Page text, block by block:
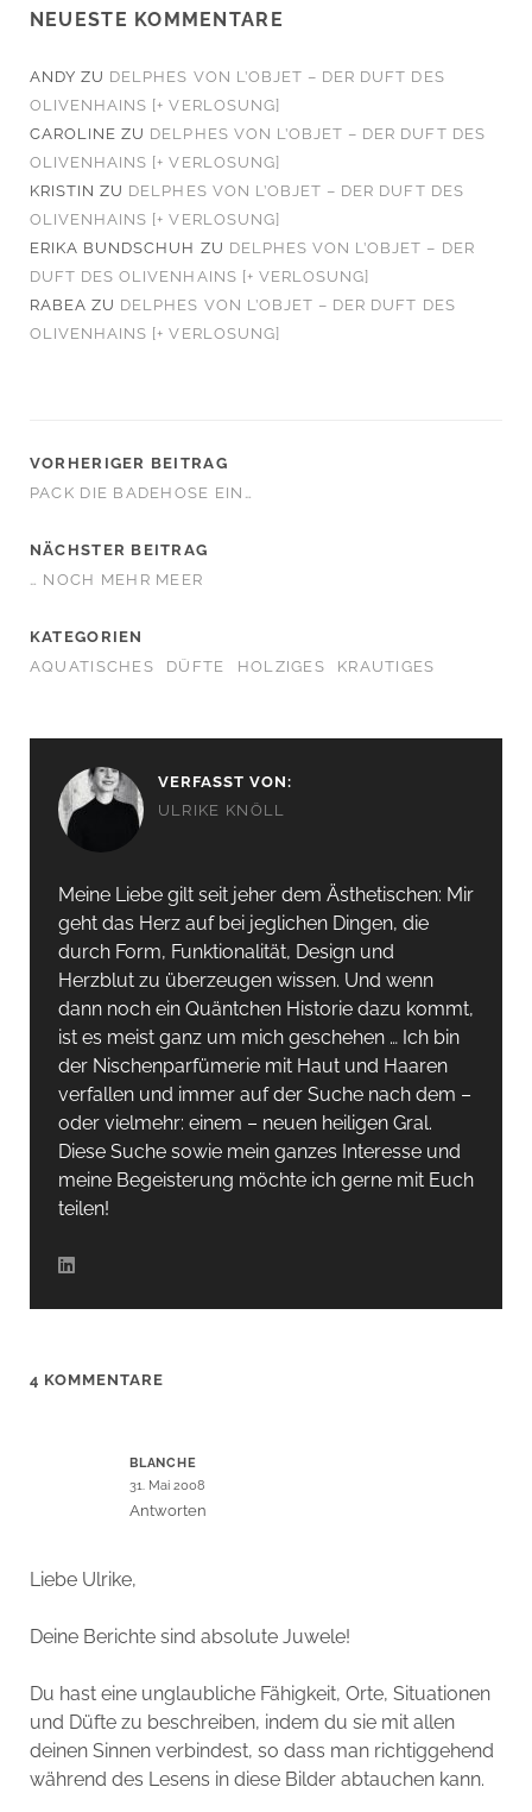
NEUESTE KOMMENTARE
ANDY ZU DELPHES VON L’OBJET – DER DUFT DES
OLIVENHAINS [+ VERLOSUNG]
CAROLINE ZU DELPHES VON L’OBJET – DER DUFT DES
OLIVENHAINS [+ VERLOSUNG]
KRISTIN ZU DELPHES VON L’OBJET – DER DUFT DES
OLIVENHAINS [+ VERLOSUNG]
ERIKA BUNDSCHUH ZU DELPHES VON L’OBJET – DER
DUFT DES OLIVENHAINS [+ VERLOSUNG]
RABEA ZU DELPHES VON L’OBJET – DER DUFT DES
OLIVENHAINS [+ VERLOSUNG]
VORHERIGER BEITRAG
PACK DIE BADEHOSE EIN…
NÄCHSTER BEITRAG
… NOCH MEHR MEER
KATEGORIEN
AQUATISCHES
DÜFTE HOLZIGES KRAUTIGES
VERFASST VON:
ULRIKE KNÖLL
Meine Liebe gilt seit jeher dem Ästhetischen: Mir
geht das Herz auf bei jeglichen Dingen, die
durch Form, Funktionalität, Design und
Herzblut zu überzeugen wissen. Und wenn
dann noch ein Quäntchen Historie dazu kommt,
ist es meist ganz um mich geschehen … Ich bin
der Nischenparfümerie mit Haut und Haaren
verfallen und immer auf der Suche nach dem –
oder vielmehr: einem – neuen heiligen Gral.
Diese Suche sowie mein ganzes Interesse und
meine Begeisterung möchte ich gerne mit Euch
teilen!
4 KOMMENTARE
BLANCHE
31. Mai 2008
Antworten
Liebe Ulrike,
Deine Berichte sind absolute Juwele!
Du hast eine unglaubliche Fähigkeit, Orte, Situationen
und Düfte zu beschreiben, indem du sie mit allen
deinen Sinnen verbindest, so dass man richtiggehend
während des Lesens in diese Bilder abtauchen kann.